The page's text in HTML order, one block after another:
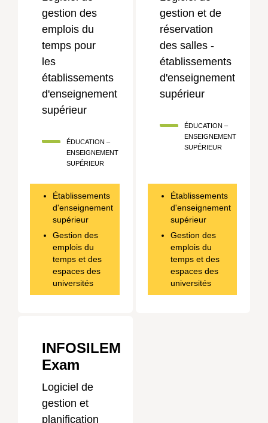
gestion des
emplois du
temps pour
les
établissements
d'enseignement
supérieur
ÉDUCATION –
ENSEIGNEMENT
SUPÉRIEUR
Établissements
d'enseignement
supérieur
Gestion des
emplois du
temps et des
espaces des
universités
gestion et de
réservation
des salles -
établissements
d'enseignement
supérieur
ÉDUCATION –
ENSEIGNEMENT
SUPÉRIEUR
Établissements
d'enseignement
supérieur
Gestion des
emplois du
temps et des
espaces des
universités
INFOSILEM
Exam
Logiciel de
gestion et
planification